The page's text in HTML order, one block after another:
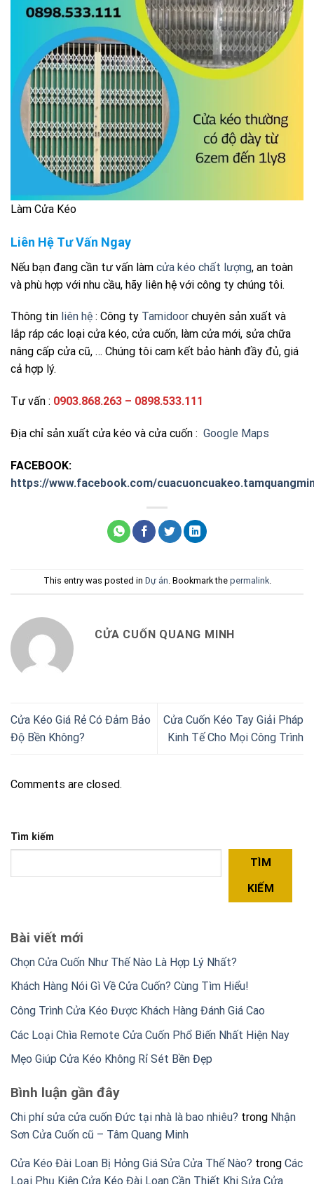
Làm Cửa Kéo
Liên Hệ Tư Vấn Ngay
Nếu bạn đang cần tư vấn làm cửa kéo chất lượng, an toàn
và phù hợp với nhu cầu, hãy liên hệ với công ty chúng tôi.
Thông tin liên hệ : Công ty Tamidoor chuyên sản xuất và
lắp ráp các loại cửa kéo, cửa cuốn, làm cửa mới, sửa chữa
nâng cấp cửa cũ, … Chúng tôi cam kết bảo hành đầy đủ, giá
cả hợp lý.
Tư vấn : 0903.868.263 – 0898.533.111
Địa chỉ sản xuất cửa kéo và cửa cuốn : Google Maps
FACEBOOK:
https://www.facebook.com/
This entry was posted in Dự án. Bookmark the permalink.
CỬA CUỐN QUANG MINH
Cửa Kéo Giá Rẻ Có Đảm Bảo
Độ Bền Không?
Cửa Cuốn Kéo Tay Giải Pháp
Kinh Tế Cho Mọi Công Trình
Comments are closed.
Tìm kiếm
TÌM
KIẾM
Bài viết mới
Chọn Cửa Cuốn Như Thế Nào Là Hợp Lý Nhất?
Khách Hàng Nói Gì Về Cửa Cuốn? Cùng Tìm Hiểu!
Công Trình Cửa Kéo Được Khách Hàng Đánh Giá Cao
Các Loại Chìa Remote Cửa Cuốn Phổ Biến Nhất Hiện Nay
Mẹo Giúp Cửa Kéo Không Rỉ Sét Bền Đẹp
Bình luận gần đây
Chi phí sửa cửa cuốn Đức tại nhà là bao nhiêu? trong Nhận
Sơn Cửa Cuốn cũ – Tâm Quang Minh
Cửa Kéo Đài Loan Bị Hỏng Giá Sửa Cửa Thế Nào? trong Các
Loại Phụ Kiện Cửa Kéo Đài Loan Cần Thiết Khi Sửa Cửa